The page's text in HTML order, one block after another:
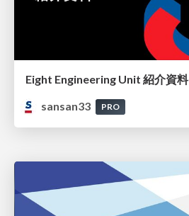
Eight Engineering Unit 紹介資料
sansan33
PRO